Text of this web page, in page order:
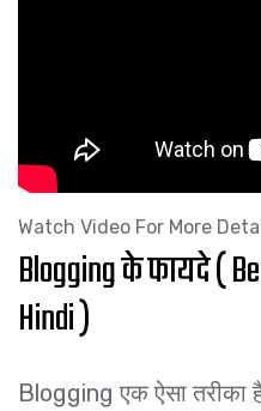
Watch Video For More
Blogging के फायदे (
Hindi )
Blogging एक ऐसा